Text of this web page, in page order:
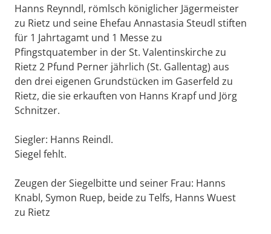
Hanns Reynndl, römlsch königlicher Jägermeister
zu Rietz und seine Ehefau Annastasia Steudl stiften
für 1 Jahrtagamt und 1 Messe zu
Pfingstquatember in der St. Valentinskirche zu
Rietz 2 Pfund Perner jährlich (St. Gallentag) aus
den drei eigenen Grundstücken im Gaserfeld zu
Rietz, die sie erkauften von Hanns Krapf und Jörg
Schnitzer.
Siegler: Hanns Reindl.
Siegel fehlt.
Zeugen der Siegelbitte und seiner Frau: Hanns
Knabl, Symon Ruep, beide zu Telfs, Hanns Wuest
zu Rietz